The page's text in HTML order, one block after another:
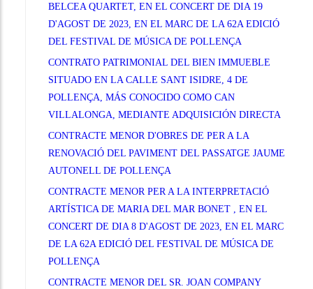
BELCEA QUARTET, EN EL CONCERT DE DIA 19
D'AGOST DE 2023, EN EL MARC DE LA 62A EDICIÓ
DEL FESTIVAL DE MÚSICA DE POLLENÇA
CONTRATO PATRIMONIAL DEL BIEN IMMUEBLE
SITUADO EN LA CALLE SANT ISIDRE, 4 DE
POLLENÇA, MÁS CONOCIDO COMO CAN
VILLALONGA, MEDIANTE ADQUISICIÓN DIRECTA
CONTRACTE MENOR D'OBRES DE PER A LA
RENOVACIÓ DEL PAVIMENT DEL PASSATGE JAUME
AUTONELL DE POLLENÇA
CONTRACTE MENOR PER A LA INTERPRETACIÓ
ARTÍSTICA DE MARIA DEL MAR BONET , EN EL
CONCERT DE DIA 8 D'AGOST DE 2023, EN EL MARC
DE LA 62A EDICIÓ DEL FESTIVAL DE MÚSICA DE
POLLENÇA
CONTRACTE MENOR DEL SR. JOAN COMPANY